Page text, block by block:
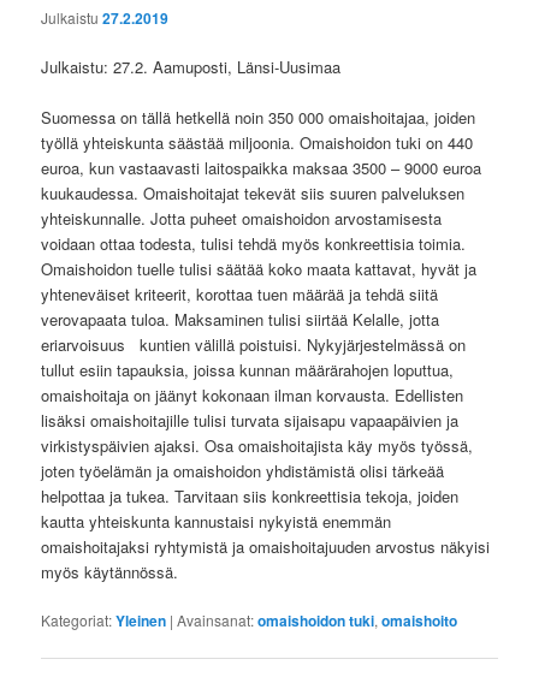
Julkaistu27.2.2019
Julkaistu: 27.2. Aamuposti, Länsi-Uusimaa
Suomessa on tällä hetkellä noin 350 000 omaishoitajaa, joiden
työllä yhteiskunta säästää miljoonia. Omaishoidon tuki on 440
euroa, kun vastaavasti laitospaikka maksaa 3500 – 9000 euroa
kuukaudessa. Omaishoitajat tekevät siis suuren palveluksen
yhteiskunnalle. Jotta puheet omaishoidon arvostamisesta
voidaan ottaa todesta, tulisi tehdä myös konkreettisia toimia.
Omaishoidon tuelle tulisi säätää koko maata kattavat, hyvät ja
yhteneväiset kriteerit, korottaa tuen määrää ja tehdä siitä
verovapaata tuloa. Maksaminen tulisi siirtää Kelalle, jotta
eriarvoisuus kuntien välillä poistuisi. Nykyjärjestelmässä on
tullut esiin tapauksia, joissa kunnan määrärahojen loputtua,
omaishoitaja on jäänyt kokonaan ilman korvausta. Edellisten
lisäksi omaishoitajille tulisi turvata sijaisapu vapaapäivien ja
virkistyspäivien ajaksi. Osa omaishoitajista käy myös työssä,
joten työelämän ja omaishoidon yhdistämistä olisi tärkeää
helpottaa ja tukea. Tarvitaan siis konkreettisia tekoja, joiden
kautta yhteiskunta kannustaisi nykyistä enemmän
omaishoitajaksi ryhtymistä ja omaishoitajuuden arvostus näkyisi
myös käytännössä.
Kategoriat:Yleinen |Avainsanat:omaishoidon tuki,omaishoito